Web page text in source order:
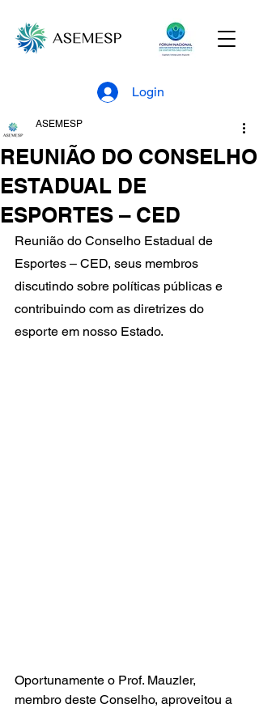
Login
REUNIÃO DO CONSELHO
ESTADUAL DE
ESPORTES – CED
ASEMESP
Reunião do Conselho Estadual de
Esportes – CED, seus membros
discutindo sobre políticas públicas e
contribuindo com as diretrizes do
esporte em nosso Estado.
Oportunamente o Prof. Mauzler,
membro deste Conselho, aproveitou a